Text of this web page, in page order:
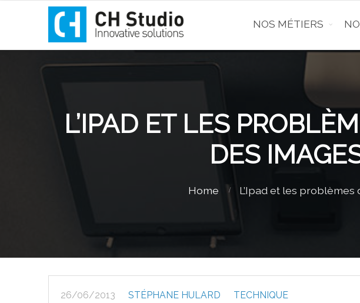
NOS MÉTIERS
L’IPAD ET LES
DES
Home L’Ipad et les
26/06/2013 STÉPHANE HULARD TECHNIQUE